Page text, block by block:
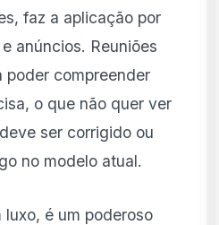
faz a aplicação por
anúncios. Reuniões
poder compreender
o que não quer ver
ser corrigido ou
no modelo atual.
luxo, é um poderoso